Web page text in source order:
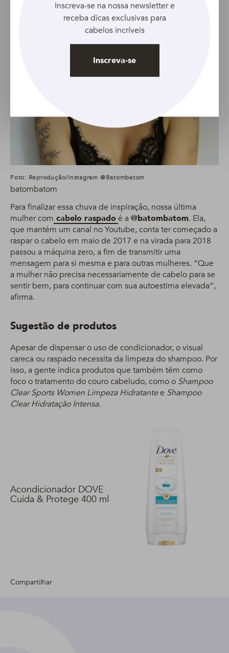
Foto: Reprodução/Instagram @batombatom
batombatom
Para finalizar essa chuva de inspiração, nossa última
mulher com cabelo raspado é a @batombatom. Ela,
que mantém um canal no Youtube, conta ter começado a
raspar o cabelo em maio de 2017 e na virada para 2018
passou a máquina zero, a fim de transmitir uma
mensagem para si mesma e para outras mulheres. “Que
a mulher não precisa necessariamente de cabelo para se
sentir bem, para continuar com sua autoestima elevada”,
afirma.
Sugestão de produtos
Apesar de dispensar o uso de condicionador, o visual
careca ou raspado necessita da limpeza do shampoo. Por
isso, a gente indica produtos que também têm como
foco o tratamento do couro cabeludo, como o Shampoo
Clear Sports Women Limpeza Hidratantee Shampoo
Clear Hidratação Intensa.
Acondicionador DOVE
Cuida & Protege 400 ml
Compartilhar
Inscreva-se na nossa newsletter e
receba dicas exclusivas para
cabelos incríveis
Inscreva-se